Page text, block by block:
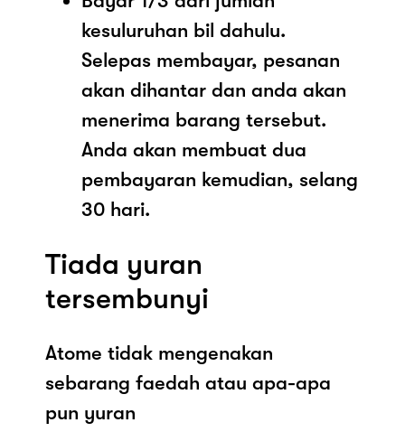
kesuluruhan bil dahulu.
Selepas membayar, pesanan
akan dihantar dan anda akan
menerima barang tersebut.
Anda akan membuat dua
pembayaran kemudian, selang
30 hari.
Tiada yuran
tersembunyi
Atome tidak mengenakan
sebarang faedah atau apa-apa
pun yuran